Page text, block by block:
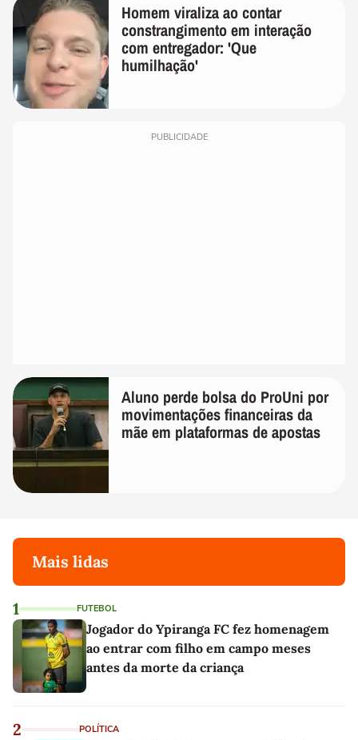
Homem viraliza ao contar
constrangimento em interação
com entregador: 'Que
humilhação'
PUBLICIDADE
Aluno perde bolsa do ProUni por
movimentações financeiras da
mãe em plataformas de apostas
Mais lidas
1 FUTEBOL
Jogador do Ypiranga FC fez homenagem
ao entrar com filho em campo meses
antes da morte da criança
2 POLÍTICA